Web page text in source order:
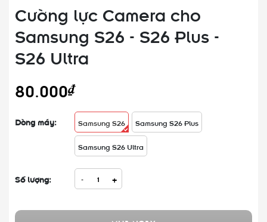
Cường lực Camera cho
Samsung S26 - S26 Plus -
S26 Ultra
80.000₫
Dòng máy: Samsung S26 Samsung S26 Plus
Samsung S26 Ultra
Số lượng: - +